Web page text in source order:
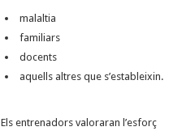
malaltia
familiars
docents
aquells altres que s’estableixin.
Els entrenadors valoraran l’esforç